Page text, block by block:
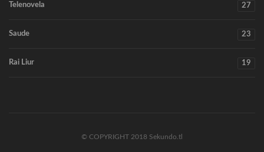
Telenovela 27
Saude 23
Rai Liur 19
© COPYRIGHT 2018 Sekundo.tl